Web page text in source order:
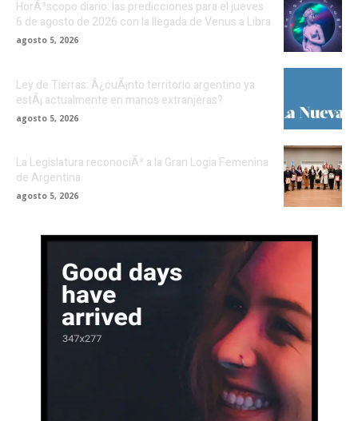
HorÃ³scopo diario: las predicciones para el jueves
6 de agosto de 2026 con la llegada de Venus a Libra
agosto 5, 2026
Ley de Tierras: Â¿cuÃ¡nto territorio argentino ya
estÃ¡ actualmente en manos extranjeras?
agosto 5, 2026
La Legislatura reconociÃ³ a la Gran Logia Femenina
de Argentina
agosto 5, 2026